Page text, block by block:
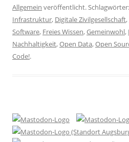
Allgemein veröffentlicht. Schlagwörter:
Infrastruktur, Digitale Zivilgesellschaft,
Software, Freies Wissen,Gemeinwohl,
Nachhaltigkeit,Open Data,Open
Code!.